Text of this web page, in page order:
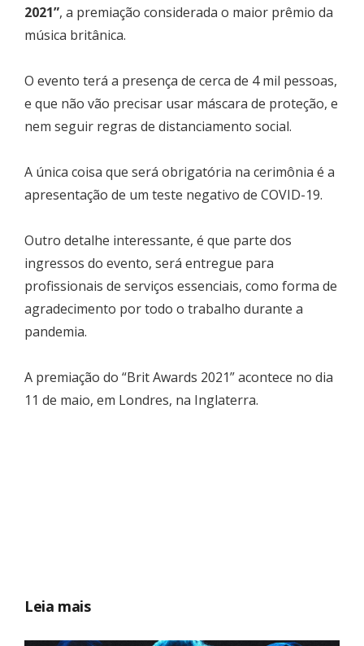
2021”, a premiação considerada o maior prêmio da
música britânica.
O evento terá a presença de cerca de 4 mil pessoas,
e que não vão precisar usar máscara de proteção, e
nem seguir regras de distanciamento social.
A única coisa que será obrigatória na cerimônia é a
apresentação de um teste negativo de COVID-19.
Outro detalhe interessante, é que parte dos
ingressos do evento, será entregue para
profissionais de serviços essenciais, como forma de
agradecimento por todo o trabalho durante a
pandemia.
A premiação do “Brit Awards 2021” acontece no dia
11 de maio, em Londres, na Inglaterra.
Leia mais